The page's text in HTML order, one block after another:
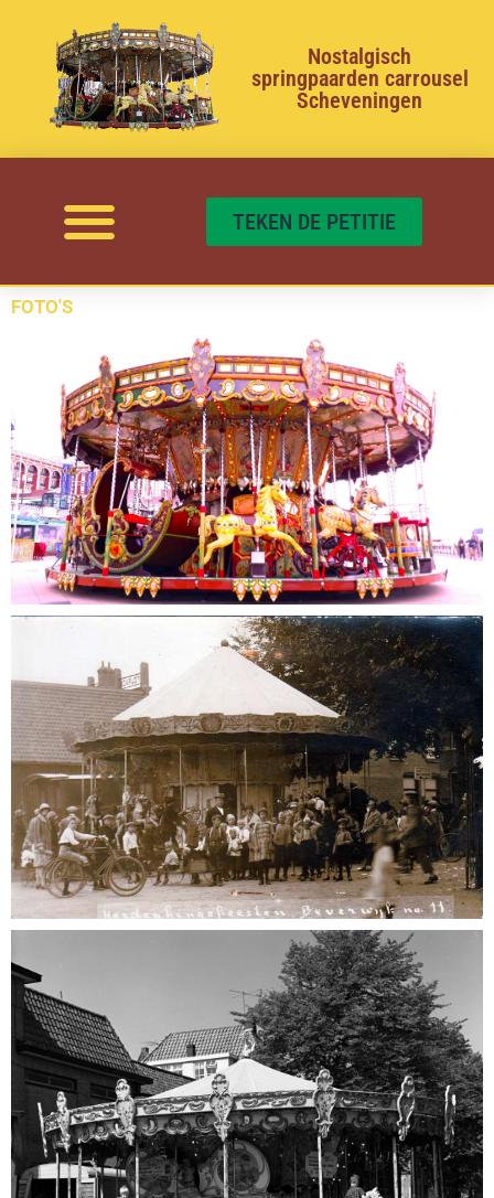
Nostalgisch
springpaarden carrousel
Scheveningen
TEKEN DE PETITIE
FOTO'S